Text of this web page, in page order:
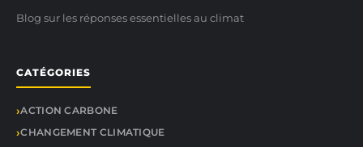
Blog sur les réponses essentielles au climat
CATÉGORIES
ACTION CARBONE
CHANGEMENT CLIMATIQUE